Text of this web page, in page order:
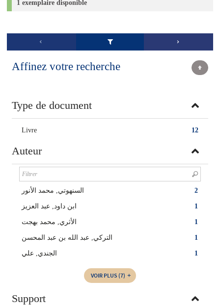
1 exemplaire disponible
Affinez votre recherche
Type de document
12
Livre
Auteur
2 السنهوتي‏, ‏محمد الأنور‏
1 ابن داود‏, ‏عبد العزيز
1 الأثري, محمد بهجت
1 التركي, عبد الله بن عبد المحسن
1 الجندي, علي
VOIR PLUS (7)
Support